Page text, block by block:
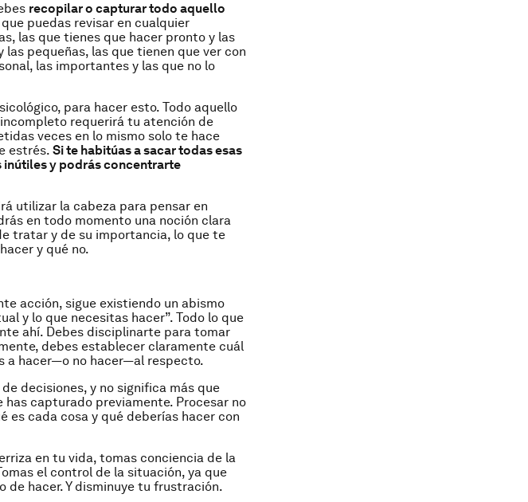
recopilar o capturar todo aquello
que puedas revisar en cualquier
, las que tienes que hacer pronto y las
pequeñas, las que tienen que ver con
las importantes y las que no lo
para hacer esto. Todo aquello
incompleto requerirá tu atención de
veces en lo mismo solo te hace
estrés. Si te habitúas a sacar todas esas
inútiles y podrás concentrarte
utilizar la cabeza para pensar en
en todo momento una noción clara
tratar y de su importancia, lo que te
y qué no.
acción, sigue existiendo un abismo
y lo que necesitas hacer”. Todo lo que
ahí. Debes disciplinarte para tomar
debes establecer claramente cuál
a hacer—o no hacer—al respecto.
decisiones, y no significa más que
capturado previamente. Procesar no
es cada cosa y qué deberías hacer con
en tu vida, tomas conciencia de la
el control de la situación, ya que
de hacer. Y disminuye tu frustración.